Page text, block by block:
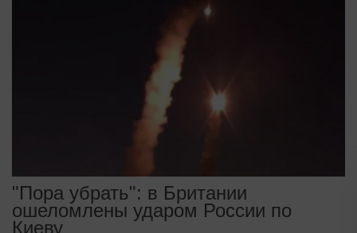
"Пора убрать": в Британии
ошеломлены ударом России по
Киеву